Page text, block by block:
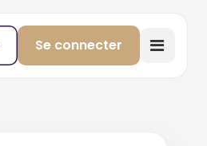
Se connecter